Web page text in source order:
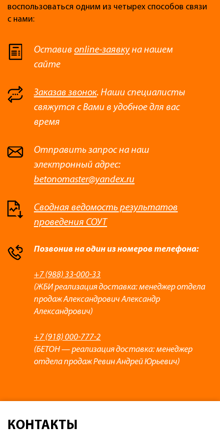
воспользоваться одним из четырех способов связи
с нами:
Оставив online-заявкуна нашем
сайте
Заказав звонок. Наши специалисты
свяжутся с Вами в удобное для вас
время
Отправить запрос на наш
электронный адрес:
betonomaster@yandex.ru
Сводная ведомость результатов
проведения СОУТ
Позвонив на один из номеров телефона:
+7 (988) 33-000-33
(ЖБИ реализация доставка: менеджер отдела
продаж Александрович Александр
Александрович)
+7 (918) 000-777-2
(БЕТОН — реализация доставка: менеджер
отдела продаж Ревин Андрей Юрьевич)
КОНТАКТЫ